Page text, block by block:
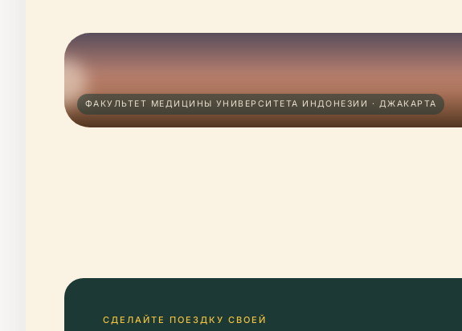
ФАКУЛЬТЕТ МЕДИЦИНЫ УНИВЕРСИТЕТА ИНДОНЕЗИИ · ДЖАКАРТА
СДЕЛАЙТЕ ПОЕЗДКУ СВОЕЙ